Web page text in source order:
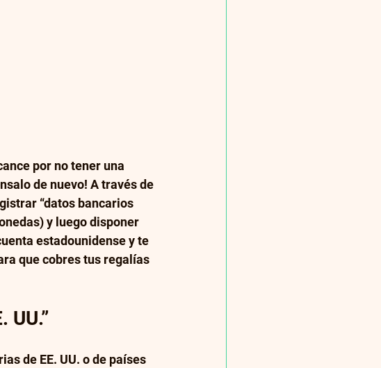
por no tener una
de nuevo! A través de
“datos bancarios
y luego disponer
estadounidense y te
que cobres tus regalías
UU.”
de EE. UU. o de países